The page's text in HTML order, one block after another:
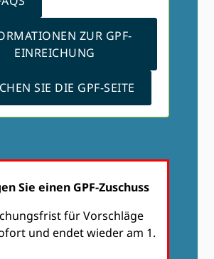
ZUR GPF-
EINREICHUNG
SIE DIE GPF-SEITE
Sie einen GPF-Zuschuss
für Vorschläge
und endet wieder am 1.